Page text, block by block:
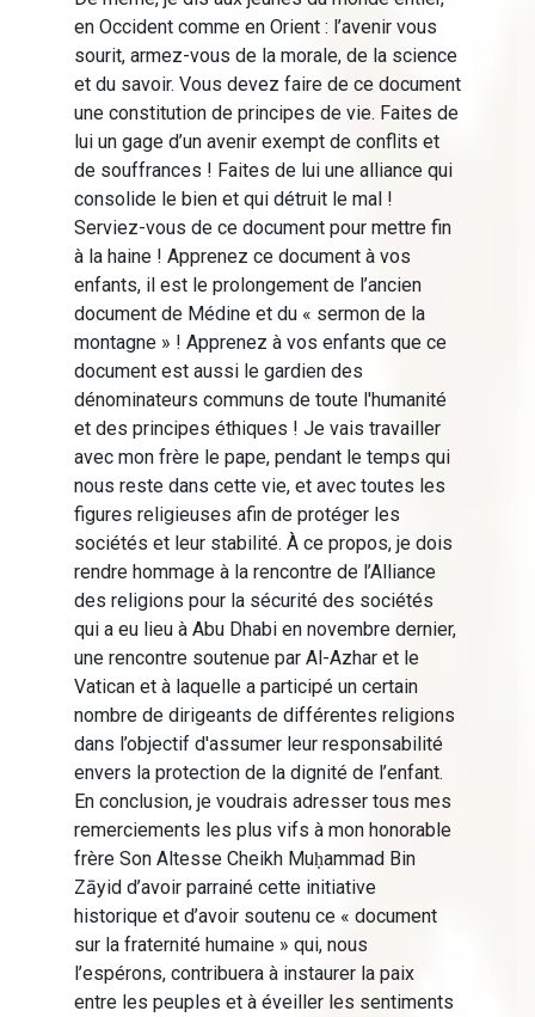
en Occident comme en Orient : l’avenir vous
sourit, armez-vous de la morale, de la science
et du savoir. Vous devez faire de ce document
une constitution de principes de vie. Faites de
lui un gage d’un avenir exempt de conflits et
de souffrances ! Faites de lui une alliance qui
consolide le bien et qui détruit le mal !
Serviez-vous de ce document pour mettre fin
à la haine ! Apprenez ce document à vos
enfants, il est le prolongement de l’ancien
document de Médine et du « sermon de la
montagne » ! Apprenez à vos enfants que ce
document est aussi le gardien des
dénominateurs communs de toute l'humanité
et des principes éthiques ! Je vais travailler
avec mon frère le pape, pendant le temps qui
nous reste dans cette vie, et avec toutes les
figures religieuses afin de protéger les
sociétés et leur stabilité. À ce propos, je dois
rendre hommage à la rencontre de l’Alliance
des religions pour la sécurité des sociétés
qui a eu lieu à Abu Dhabi en novembre dernier,
une rencontre soutenue par Al-Azhar et le
Vatican et à laquelle a participé un certain
nombre de dirigeants de différentes religions
dans l’objectif d'assumer leur responsabilité
envers la protection de la dignité de l’enfant.
En conclusion, je voudrais adresser tous mes
remerciements les plus vifs à mon honorable
frère Son Altesse Cheikh Muḥammad Bin
Zāyid d’avoir parrainé cette initiative
historique et d’avoir soutenu ce « document
sur la fraternité humaine » qui, nous
l’espérons, contribuera à instaurer la paix
entre les peuples et à éveiller les sentiments